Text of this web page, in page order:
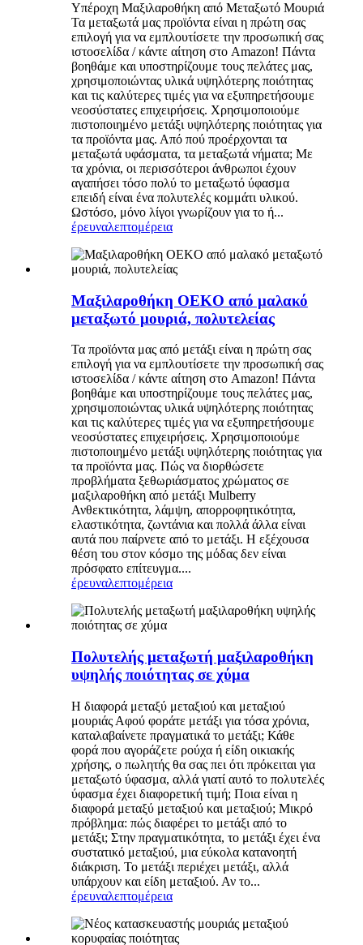
Υπέροχη Μαξιλαροθήκη από Μεταξωτό Μουριά
Τα μεταξωτά μας προϊόντα είναι η πρώτη σας
επιλογή για να εμπλουτίσετε την προσωπική σας
ιστοσελίδα / κάντε αίτηση στο Amazon! Πάντα
βοηθάμε και υποστηρίζουμε τους πελάτες μας,
χρησιμοποιώντας υλικά υψηλότερης ποιότητας
και τις καλύτερες τιμές για να εξυπηρετήσουμε
νεοσύστατες επιχειρήσεις. Χρησιμοποιούμε
πιστοποιημένο μετάξι υψηλότερης ποιότητας για
τα προϊόντα μας. Από πού προέρχονται τα
μεταξωτά υφάσματα, τα μεταξωτά νήματα; Με
τα χρόνια, οι περισσότεροι άνθρωποι έχουν
αγαπήσει τόσο πολύ το μεταξωτό ύφασμα
επειδή είναι ένα πολυτελές κομμάτι υλικού.
Ωστόσο, μόνο λίγοι γνωρίζουν για το ή...
έρευναλεπτομέρεια
Μαξιλαροθήκη OEKO από μαλακό
μεταξωτό μουριά, πολυτελείας
Τα προϊόντα μας από μετάξι είναι η πρώτη σας
επιλογή για να εμπλουτίσετε την προσωπική σας
ιστοσελίδα / κάντε αίτηση στο Amazon! Πάντα
βοηθάμε και υποστηρίζουμε τους πελάτες μας,
χρησιμοποιώντας υλικά υψηλότερης ποιότητας
και τις καλύτερες τιμές για να εξυπηρετήσουμε
νεοσύστατες επιχειρήσεις. Χρησιμοποιούμε
πιστοποιημένο μετάξι υψηλότερης ποιότητας για
τα προϊόντα μας. Πώς να διορθώσετε
προβλήματα ξεθωριάσματος χρώματος σε
μαξιλαροθήκη από μετάξι Mulberry
Ανθεκτικότητα, λάμψη, απορροφητικότητα,
ελαστικότητα, ζωντάνια και πολλά άλλα είναι
αυτά που παίρνετε από το μετάξι. Η εξέχουσα
θέση του στον κόσμο της μόδας δεν είναι
πρόσφατο επίτευγμα....
έρευναλεπτομέρεια
Πολυτελής μεταξωτή μαξιλαροθήκη
υψηλής ποιότητας σε χύμα
Η διαφορά μεταξύ μεταξιού και μεταξιού
μουριάς Αφού φοράτε μετάξι για τόσα χρόνια,
καταλαβαίνετε πραγματικά το μετάξι; Κάθε
φορά που αγοράζετε ρούχα ή είδη οικιακής
χρήσης, ο πωλητής θα σας πει ότι πρόκειται για
μεταξωτό ύφασμα, αλλά γιατί αυτό το πολυτελές
ύφασμα έχει διαφορετική τιμή; Ποια είναι η
διαφορά μεταξύ μεταξιού και μεταξιού; Μικρό
πρόβλημα: πώς διαφέρει το μετάξι από το
μετάξι; Στην πραγματικότητα, το μετάξι έχει ένα
συστατικό μεταξιού, μια εύκολα κατανοητή
διάκριση. Το μετάξι περιέχει μετάξι, αλλά
υπάρχουν και είδη μεταξιού. Αν το...
έρευναλεπτομέρεια